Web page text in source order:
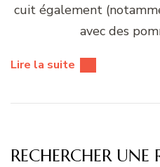
cuit également
avec des
Lire la suite
RECHERCHER UNE